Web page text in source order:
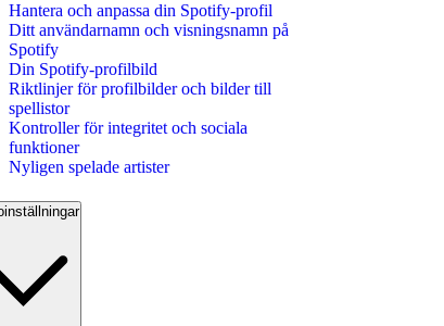
Hantera och anpassa din Spotify-profil
Ditt användarnamn och visningsnamn på
Spotify
Din Spotify-profilbild
Riktlinjer för profilbilder och bilder till
spellistor
Kontroller för integritet och sociala
funktioner
Nyligen spelade artister